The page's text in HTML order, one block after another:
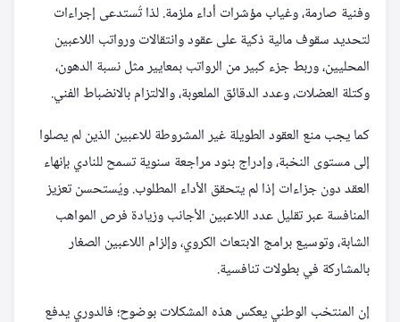
وفنية صارمة، وغياب مؤشرات أداء ملزمة. لذا تُستدعى إجراءات
لتحديد سقوف مالية ذكية على عقود وانتقالات ورواتب اللاعبين
المحليين، وربط جزء كبير من الرواتب بمعايير مثل نسبة الدهون،
وكتلة العضلات، وعدد الدقائق الملعوبة، والالتزام بالانضباط الفني.
كما يجب منع العقود الطويلة غير المشروطة للاعبين الذين لم يصلوا
إلى مستوى النخبة، وإدراج بنود مراجعة سنوية تسمح للنادي بإنهاء
العقد دون جزاءات إذا لم يتحقق الأداء المطلوب. ويُستحسن تعزيز
المنافسة عبر تقليل عدد اللاعبين الأجانب وزيادة فرص المواهب
الشابة، وتوسيع برامج الابتعاث الكروي، وإلزام اللاعبين الصغار
بالمشاركة في بطولات تنافسية.
إن المنتخب الوطني يعكس هذه المشكلات بوضوح؛ فالدوري يدفع